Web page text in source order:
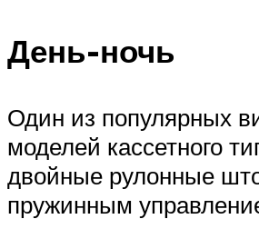
День-ночь
Один из популярных
моделей кассетного
двойные рулонные
пружинным